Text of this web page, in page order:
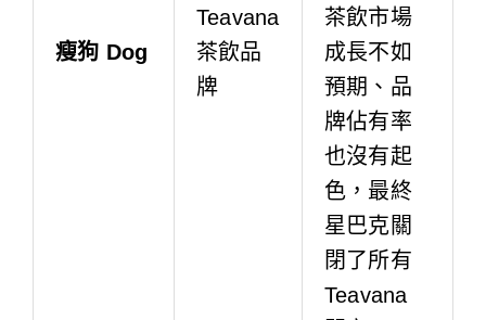
瘦狗 Dog
Teavana
茶飲品
牌
茶飲市場
成長不如
預期、品
牌佔有率
也沒有起
色，最終
星巴克關
閉了所有
Teavana